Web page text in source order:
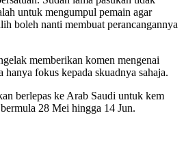
untuk mengumpul pemain agar
boleh nanti membuat perancangannya
memberikan komen mengenai
hanya fokus kepada skuadnya sahaja.
berlepas ke Arab Saudi untuk kem
28 Mei hingga 14 Jun.